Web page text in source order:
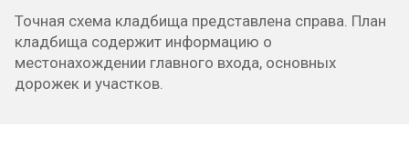
Точная схема кладбища представлена справа. План
кладбища содержит информацию о
местонахождении главного входа, основных
дорожек и участков.